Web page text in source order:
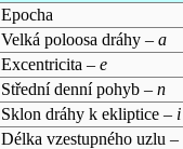
Epocha
Velká poloosa dráhy – a
Excentricita – e
Střední denní pohyb – n
Sklon dráhy k ekliptice – i
Délka vzestupného uzlu –